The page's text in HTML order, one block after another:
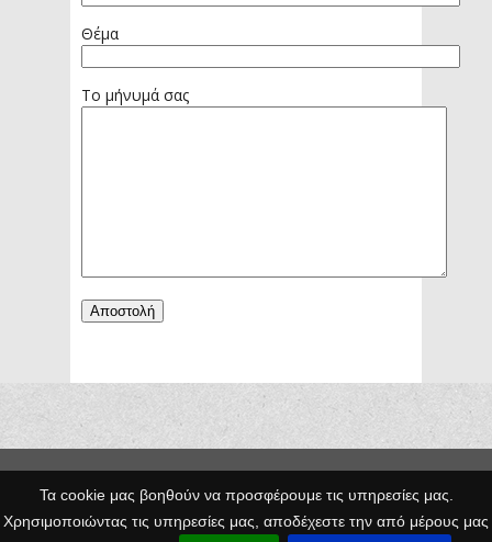
Τα cookie μας βοηθούν να προσφέρουμε τις υπηρεσίες μας.
Χρησιμοποιώντας τις υπηρεσίες μας, αποδέχεστε την από μέρους μας
Θέμα
Το μήνυμά σας
Κατασκευή
Ιστοσελίδων